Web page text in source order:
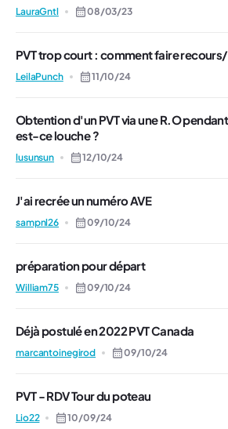
LauraGntl 08/03/23
PVT trop court : comment faire
LeilaPunch 11/10/24
Obtention d'un PVT via une R.O
est-ce louche ?
lusunsun 12/10/24
J'ai recrée un numéro AVE
sampnl26 09/10/24
préparation pour départ
William75 09/10/24
Déjà postulé en 2022 PVT Canada
marcantoinegirod 09/10/24
PVT - RDV Tour du poteau
Lio22 10/09/24